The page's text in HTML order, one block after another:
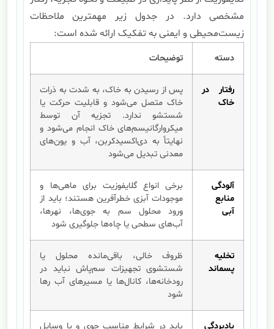
مشخصی دارد. در جدول زیر مهمترین ملاحظات
زیست‌محیطی و ایمنی به تفکیک ارائه شده است:
دسته توضیحات
رفتار در
خاک
پس از رسیدن به خاک، به شدت به ذرات
خاک متصل می‌شود و قابلیت حرکت یا
شستشو ندارد. تجزیه آن توسط
میکروارگانیسم‌های خاک انجام می‌شود و
نهایتاً به دی‌اکسیدکربن، آب و یون‌های
معدنی تبدیل می‌شود
آلودگی
منابع
آبی
برخی انواع گلایفوزیت برای ماهی‌ها و
موجودات آبزی خطرآفرین هستند؛ باید از
ورود محلول سم به جوی‌ها، نهرها،
آب‌های سطحی یا چاه‌ها جلوگیری شود
تخلیه
پسماند
ظروف خالی، باقی‌مانده محلول یا
شستشوی تجهیزات سم‌پاش نباید در
رودخانه‌ها، کانال‌ها یا مسیرهای آب رها
شود
بادبردگی
باید در شرایط مناسب جوی و با وسایل